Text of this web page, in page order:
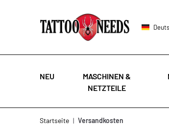
NEU
MASCHINEN &
NETZTEILE
Startseite | Versandkosten